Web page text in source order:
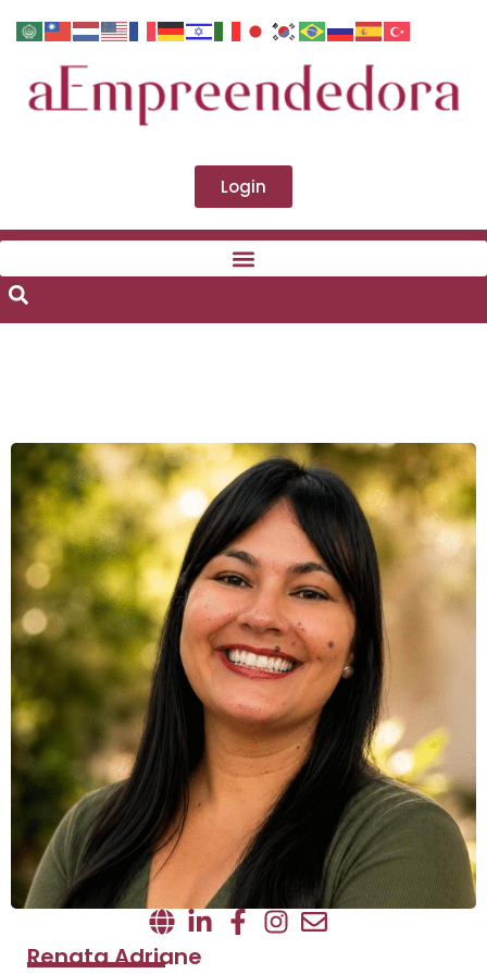
Login
Renata Adriane